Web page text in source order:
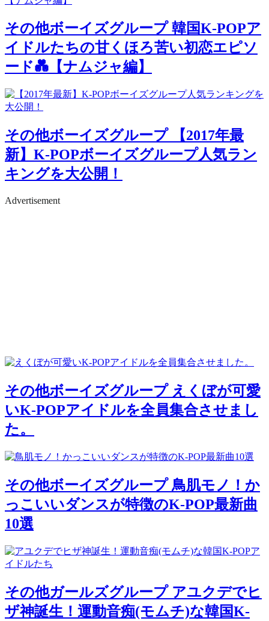
その他ボーイズグループ韓国K-POPア
イドルたちの甘くほろ苦い初恋エピソ
ード💑【ナムジャ編】
その他ボーイズグループ【2017年最
新】K-POPボーイズグループ人気ラン
キングを大公開！
Advertisement
その他ボーイズグループえくぼが可愛
いK-POPアイドルを全員集合させまし
た。
その他ボーイズグループ鳥肌モノ！か
っこいいダンスが特徴のK-POP最新曲
10選
その他ガールズグループアユクデでヒ
ザ神誕生！運動音痴(モムチ)な韓国K-